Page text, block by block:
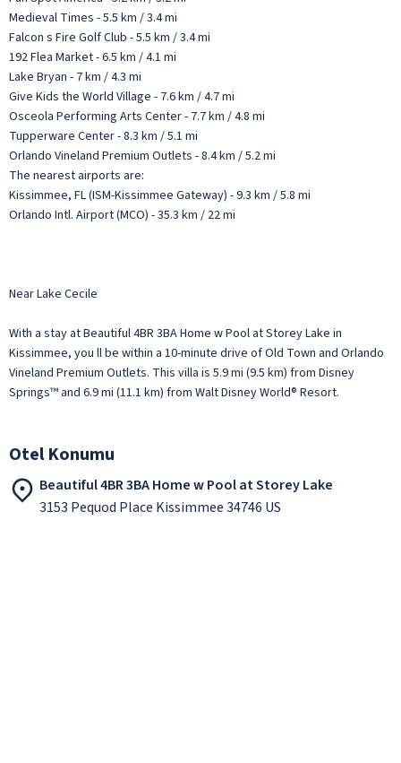
Medieval Times - 5.5 km / 3.4 mi
Falcon s Fire Golf Club - 5.5 km / 3.4 mi
192 Flea Market - 6.5 km / 4.1 mi
Lake Bryan - 7 km / 4.3 mi
Give Kids the World Village - 7.6 km / 4.7 mi
Osceola Performing Arts Center - 7.7 km / 4.8 mi
Tupperware Center - 8.3 km / 5.1 mi
Orlando Vineland Premium Outlets - 8.4 km / 5.2 mi
The nearest airports are:
Kissimmee, FL (ISM-Kissimmee Gateway) - 9.3 km / 5.8 mi
Orlando Intl. Airport (MCO) - 35.3 km / 22 mi
Near Lake Cecile
With a stay at Beautiful 4BR 3BA Home w Pool at Storey Lake in
Kissimmee, you ll be within a 10-minute drive of Old Town and Orlando
Vineland Premium Outlets. This villa is 5.9 mi (9.5 km) from Disney
Springs™ and 6.9 mi (11.1 km) from Walt Disney World® Resort.
Otel Konumu
Beautiful 4BR 3BA Home w Pool at Storey Lake
3153 Pequod Place Kissimmee 34746 US